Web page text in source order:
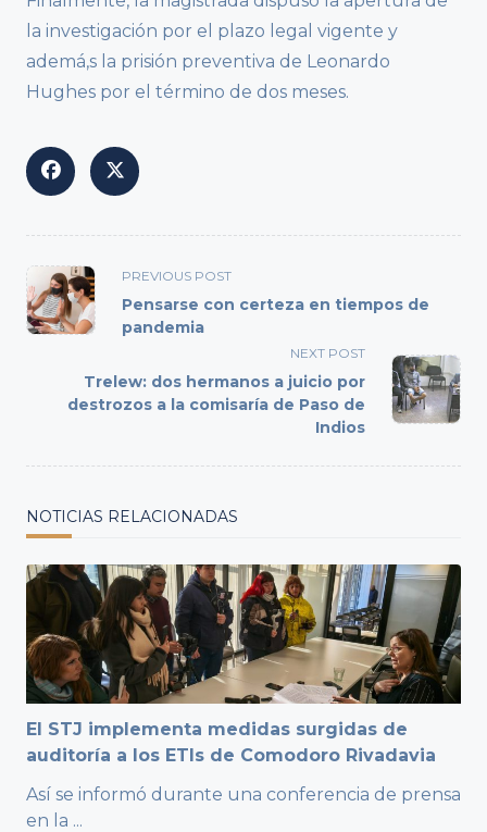
la investigación por el plazo legal vigente y
ademá,s la prisión preventiva de Leonardo
Hughes por el término de dos meses.
<span
class="nav-
subtitle
reader-
text">Page</span>
PREVIOUS POST
Pensarse con certeza en tiempos de
pandemia
NEXT POST
Trelew: dos hermanos a juicio por
destrozos a la comisaría de Paso de
Indios
NOTICIAS RELACIONADAS
El STJ implementa medidas surgidas de
auditoría a los ETIs de Comodoro Rivadavia
Así se informó durante una conferencia de prensa
en la ...